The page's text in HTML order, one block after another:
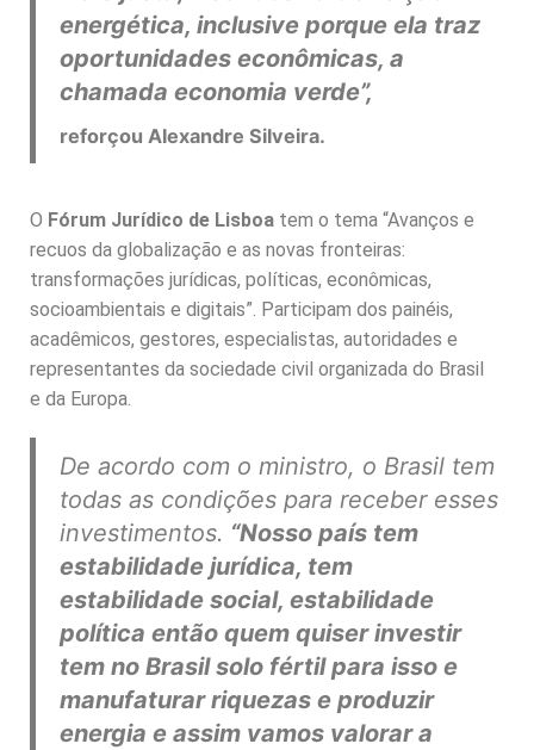
energética, inclusive porque ela traz
oportunidades econômicas, a
chamada economia verde”,
reforçou Alexandre Silveira.
O Fórum Jurídico de Lisboa tem o tema “Avanços e
recuos da globalização e as novas fronteiras:
transformações jurídicas, políticas, econômicas,
socioambientais e digitais”. Participam dos painéis,
acadêmicos, gestores, especialistas, autoridades e
representantes da sociedade civil organizada do Brasil
e da Europa.
De acordo com o ministro, o Brasil tem
todas as condições para receber esses
investimentos. “Nosso país tem
estabilidade jurídica, tem
estabilidade social, estabilidade
política então quem quiser investir
tem no Brasil solo fértil para isso e
manufaturar riquezas e produzir
energia e assim vamos valorar a